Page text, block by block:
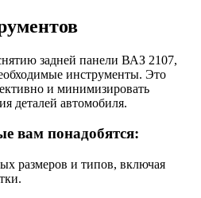
задней панели ВАЗ 2107,
инструменты. Это
и минимизировать
деталей автомобиля.
вам понадобятся:
размеров и типов, включая